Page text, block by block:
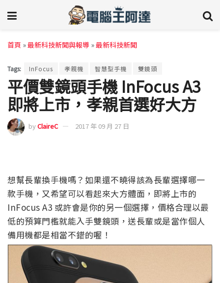
首頁 »最新科技新聞與報導 »最新科技新聞
Tags: InFocus 孝親機 智慧型手機 雙鏡頭
平價雙鏡頭手機 InFocus A3
即將上市，孝親首選好大方
byClaireC 2017 年 09 月 27 日
想幫長輩換手機嗎？如果還不曉得該為長輩選擇哪一
款手機，又希望可以看起來大方體面，即將上市的
InFocus A3 或許會是你的另一個選擇，價格合理以最
低的預算門檻就能入手雙鏡頭，送長輩或是當作個人
備用機都是相當不錯的喔！